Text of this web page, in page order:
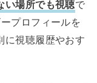
い場所でも視聴で
プロフィールを
に視聴履歴やおす